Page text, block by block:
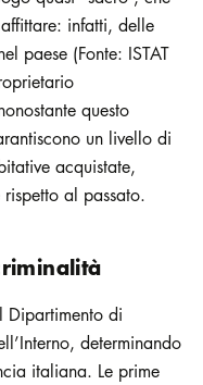
infatti, delle
paese (Fonte: ISTAT
questo
un livello di
acquistate,
al passato.
di
determinando
italiana. Le prime